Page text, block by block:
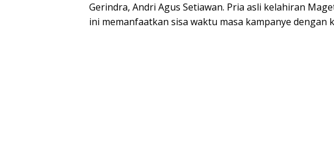
Gerindra, Andri Agus Setiawan. Pria asli kelahiran
ini memanfaatkan sisa waktu masa kampanye dengan